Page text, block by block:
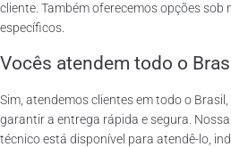
cliente. Também oferecemos opções
específicos.
Vocês atendem todo o
Sim, atendemos clientes em todo o
garantir a entrega rápida e segura.
técnico está disponível para atendê-lo,